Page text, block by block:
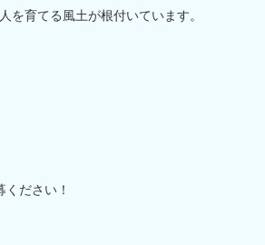
を育てる風土が根付いています。
ださい！